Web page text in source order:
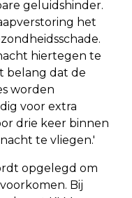
geluidshinder.
het
hiertegen te
belang dat de
worden
voor extra
drie keer binnen
te vliegen.'
opgelegd om
Bij